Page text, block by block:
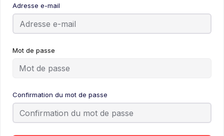
Adresse e-mail
Mot de passe
Confirmation du mot de passe